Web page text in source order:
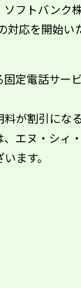
フトバンク
対応を開始い
定電話サー
が割引にな
エヌ・シィ
ます。